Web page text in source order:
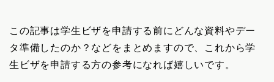
この記事は学生ビザを申請する前にどんな資料やデー
タ準備したのか？などをまとめますので、これから学
生ビザを申請する方の参考になれば嬉しいです。